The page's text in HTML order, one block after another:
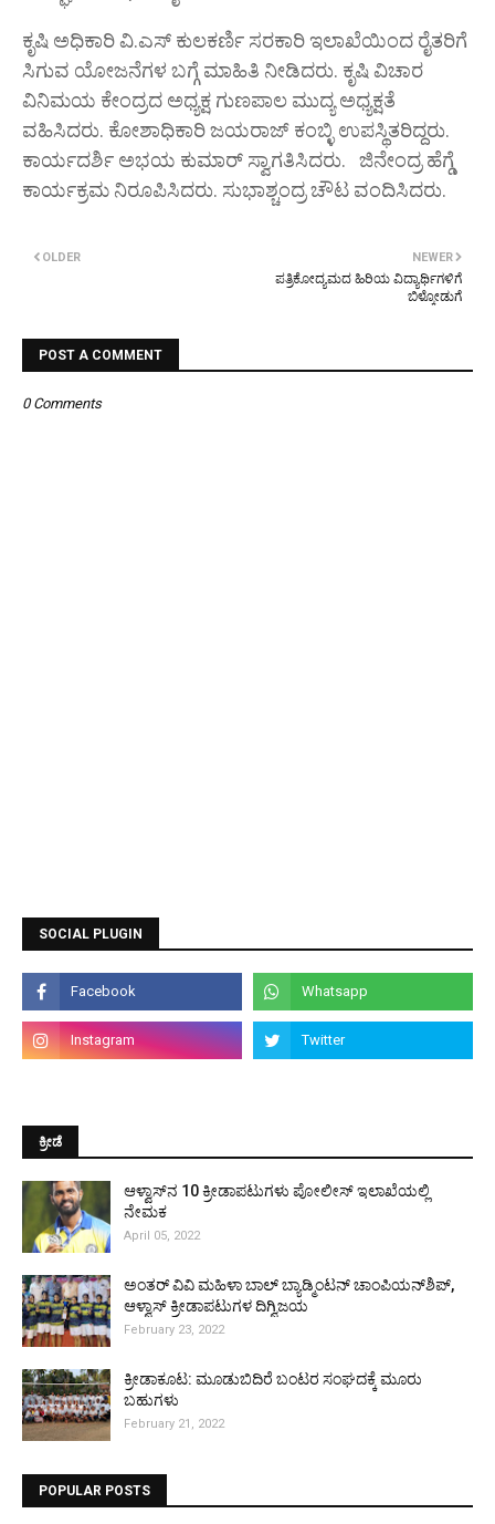
ಕೃಷಿ ಅಧಿಕಾರಿ ವಿ.ಎಸ್ ಕುಲಕರ್ಣಿ ಸರಕಾರಿ ಇಲಾಖೆಯಿಂದ ರೈತರಿಗೆ
ಸಿಗುವ ಯೋಜನೆಗಳ ಬಗ್ಗೆ ಮಾಹಿತಿ ನೀಡಿದರು. ಕೃಷಿ ವಿಚಾರ
ವಿನಿಮಯ ಕೇಂದ್ರದ ಅಧ್ಯಕ್ಷ ಗುಣಪಾಲ ಮುದ್ಯ ಅಧ್ಯಕ್ಷತೆ
ವಹಿಸಿದರು. ಕೋಶಾಧಿಕಾರಿ ಜಯರಾಜ್ ಕಂಬ್ಳಿ ಉಪಸ್ಥಿತರಿದ್ದರು.
ಕಾರ್ಯದರ್ಶಿ ಅಭಯ ಕುಮಾರ್ ಸ್ವಾಗತಿಸಿದರು. ಜಿನೇಂದ್ರ ಹೆಗ್ಡೆ
ಕಾರ್ಯಕ್ರಮ ನಿರೂಪಿಸಿದರು. ಸುಭಾಶ್ಚಂದ್ರ ಚೌಟ ವಂದಿಸಿದರು.
NEWER
ಪತ್ರಿಕೋದ್ಯಮದ ಹಿರಿಯ ವಿದ್ಯಾರ್ಥಿಗಳಿಗೆ
ಬಿಳ್ಕೋಡುಗೆ
OLDER
POST A COMMENT
0 Comments
SOCIAL PLUGIN
ಕ್ರೀಡೆ
ಆಳ್ವಾಸ್‌ನ 10 ಕ್ರೀಡಾಪಟುಗಳು ಪೋಲೀಸ್ ಇಲಾಖೆಯಲ್ಲಿ
ನೇಮಕ
April 05, 2022
ಅಂತರ್ ವಿವಿ ಮಹಿಳಾ ಬಾಲ್ ಬ್ಯಾಡ್ಮಿಂಟನ್ ಚಾಂಪಿಯನ್‌ಶಿಪ್,
ಆಳ್ವಾಸ್ ಕ್ರೀಡಾಪಟುಗಳ ದಿಗ್ವಿಜಯ
February 23, 2022
ಕ್ರೀಡಾಕೂಟ: ಮೂಡುಬಿದಿರೆ ಬಂಟರ ಸಂಘದಕ್ಕೆ ಮೂರು
ಬಹುಗಳು
February 21, 2022
POPULAR POSTS